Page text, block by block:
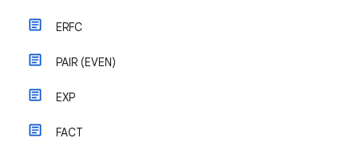
ERFC
PAIR (EVEN)
EXP
FACT